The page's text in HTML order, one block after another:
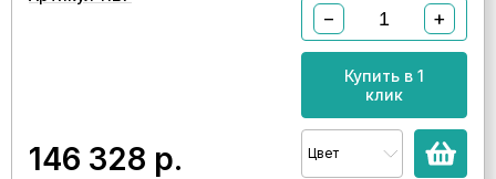
146 328 р.
− +
Купить в 1
клик
Цвет